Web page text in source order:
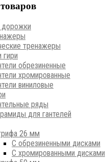
тренажеры
гири
обрезиненные
хромированные
виниловые
ряды
для гантелей
26 мм
С обрезиненными дисками
С хромированными дисками